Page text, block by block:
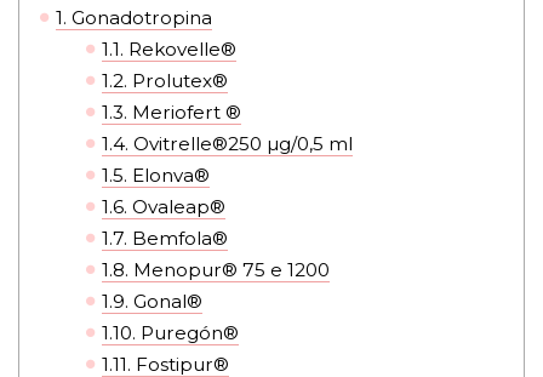
1. Gonadotropina
1.1. Rekovelle®
1.2. Prolutex®
1.3. Meriofert ®
1.4. Ovitrelle®250 µg/0,5 ml
1.5. Elonva®
1.6. Ovaleap®
1.7. Bemfola®
1.8. Menopur® 75 e 1200
1.9. Gonal®
1.10. Puregón®
1.11. Fostipur®